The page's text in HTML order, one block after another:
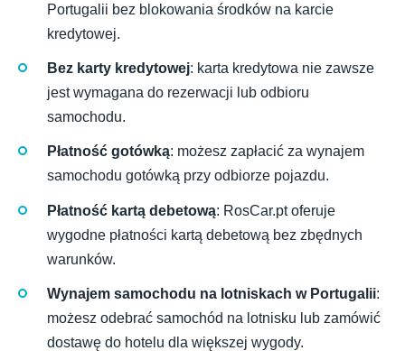
Portugalii bez blokowania środków na karcie
kredytowej.
Bez karty kredytowej: karta kredytowa nie zawsze
jest wymagana do rezerwacji lub odbioru
samochodu.
Płatność gotówką: możesz zapłacić za wynajem
samochodu gotówką przy odbiorze pojazdu.
Płatność kartą debetową: RosCar.pt oferuje
wygodne płatności kartą debetową bez zbędnych
warunków.
Wynajem samochodu na lotniskach w Portugalii:
możesz odebrać samochód na lotnisku lub zamówić
dostawę do hotelu dla większej wygody.